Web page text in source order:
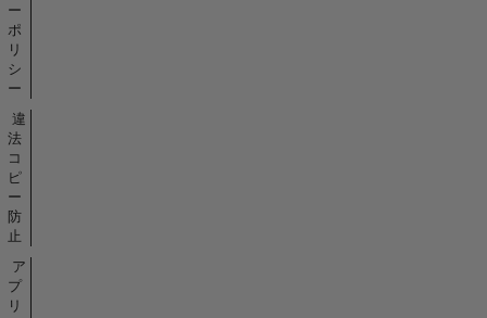
ー
ポ
リ
シ
ー
違
法
コ
ピ
ー
防
止
ア
プ
リ